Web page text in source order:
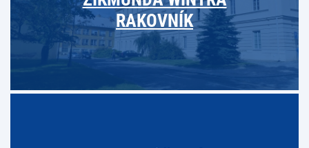
RAKOVNÍK